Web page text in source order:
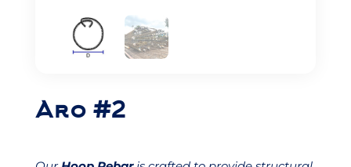
Aro #2